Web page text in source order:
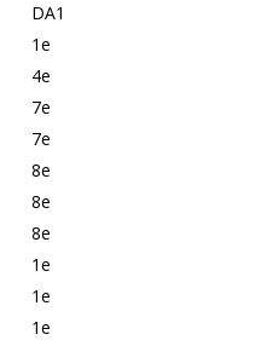
DA1
1e
4e
7e
7e
8e
8e
8e
1e
1e
1e